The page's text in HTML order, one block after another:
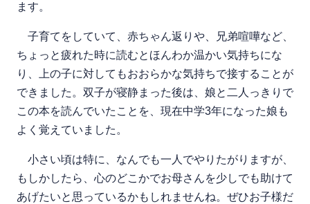
ます。
子育てをしていて、赤ちゃん返りや、兄弟喧嘩など、
ちょっと疲れた時に読むとほんわか温かい気持ちにな
り、上の子に対してもおおらかな気持ちで接することが
できました。双子が寝静まった後は、娘と二人っきりで
この本を読んでいたことを、現在中学3年になった娘も
よく覚えていました。
小さい頃は特に、なんでも一人でやりたがりますが、
もしかしたら、心のどこかでお母さんを少しでも助けて
あげたいと思っているかもしれませんね。ぜひお子様だ